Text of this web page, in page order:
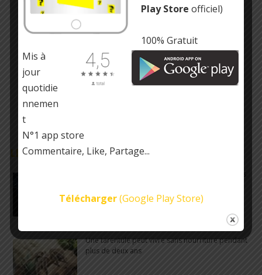
LE SAVIEZ-VOUS ?
Une tarentule peut vivre sans nourriture pendant
plus de deux ans
Play Store officiel)
100% Gratuit
Mis à
jour
quotidie
nnemen
t
N°1 app store
Commentaire, Like, Partage...
Télécharger(Google Play Store)